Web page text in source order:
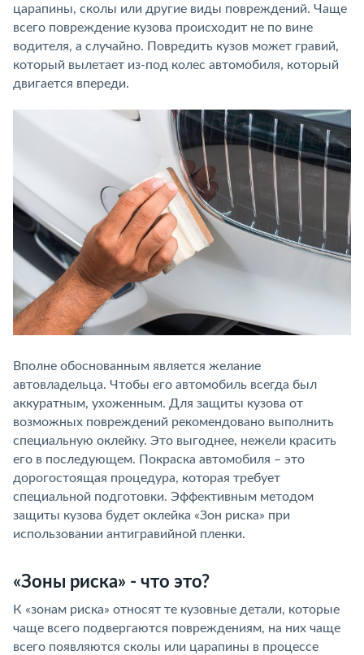
царапины, сколы или другие виды повреждений. Чаще
всего повреждение кузова происходит не по вине
водителя, а случайно. Повредить кузов может гравий,
который вылетает из-под колес автомобиля, который
двигается впереди.
Вполне обоснованным является желание
автовладельца. Чтобы его автомобиль всегда был
аккуратным, ухоженным. Для защиты кузова от
возможных повреждений рекомендовано выполнить
специальную оклейку. Это выгоднее, нежели красить
его в последующем. Покраска автомобиля – это
дорогостоящая процедура, которая требует
специальной подготовки. Эффективным методом
защиты кузова будет оклейка «Зон риска» при
использовании антигравийной пленки.
«Зоны риска» - что это?
К «зонам риска» относят те кузовные детали, которые
чаще всего подвергаются повреждениям, на них чаще
всего появляются сколы или царапины в процессе